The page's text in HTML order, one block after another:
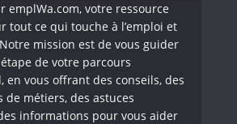
emplWa.com, votre ressource
tout ce qui touche à l’emploi et
mission est de vous guider
de votre parcours
en vous offrant des conseils, des
de métiers, des astuces
informations pour vous aider